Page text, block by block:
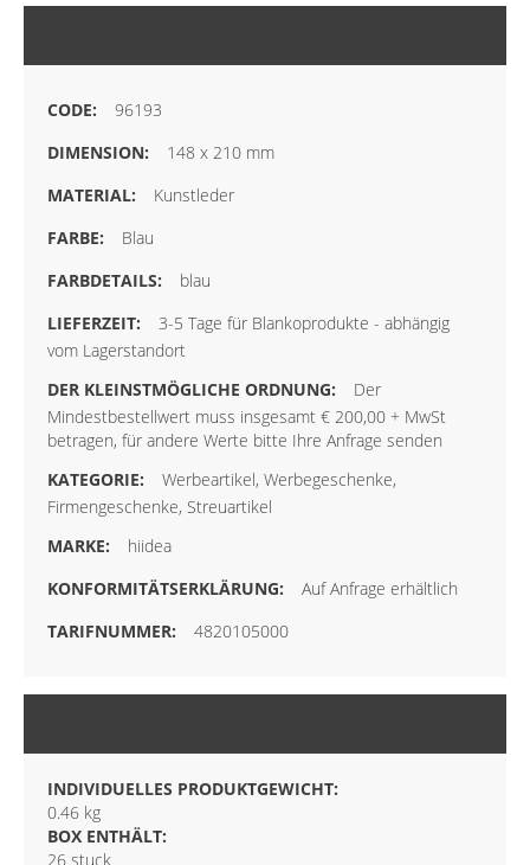
96193
148 x 210 mm
Kunstleder
Blau
blau
3-5 Tage für Blankoprodukte - abhängig
vom Lagerstandort
Der
Mindestbestellwert muss insgesamt € 200,00 + MwSt
betragen, für andere Werte bitte Ihre Anfrage senden
Werbeartikel, Werbegeschenke,
Firmengeschenke, Streuartikel
hiidea
Auf Anfrage erhältlich
4820105000
INDIVIDUELLES PRODUKTGEWICHT:
0.46 kg
BOX ENTHÄLT:
26 stuck